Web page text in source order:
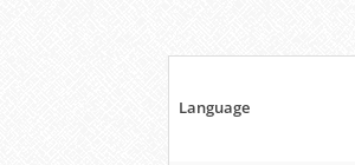
Language